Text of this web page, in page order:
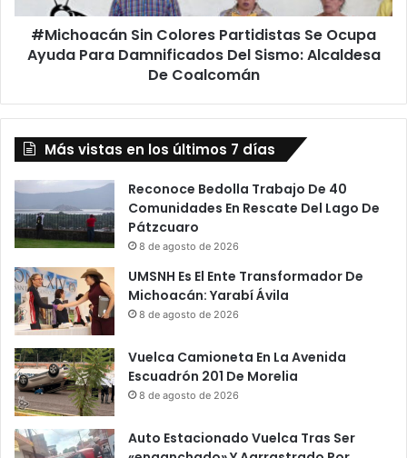
Damnificados
Sismo:
Coalcomán
#Michoacán Sin Colores Partidistas Se Ocupa
Ayuda Para Damnificados Del Sismo: Alcaldesa
De Coalcomán
Más vistas en los últimos 7 días
Reconoce Bedolla Trabajo De 40
Comunidades En Rescate Del Lago De
Pátzcuaro
8 de agosto de 2026
UMSNH Es El Ente Transformador De
Michoacán: Yarabí Ávila
8 de agosto de 2026
Vuelca Camioneta En La Avenida
Escuadrón 201 De Morelia
8 de agosto de 2026
Auto Estacionado Vuelca Tras Ser